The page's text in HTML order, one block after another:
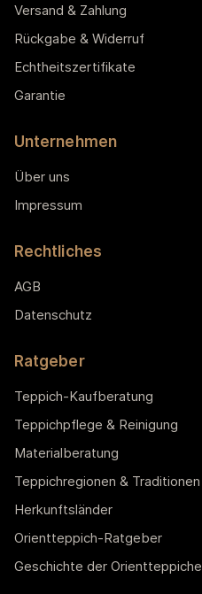
Versand & Zahlung
Rückgabe & Widerruf
Echtheitszertifikate
Garantie
Unternehmen
Über uns
Impressum
Rechtliches
AGB
Datenschutz
Ratgeber
Teppich-Kaufberatung
Teppichpflege & Reinigung
Materialberatung
Teppichregionen & Traditionen
Herkunftsländer
Orientteppich-Ratgeber
Geschichte der Orientteppiche